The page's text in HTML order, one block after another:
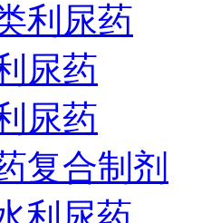
利尿药
尿药
尿药
复合制剂